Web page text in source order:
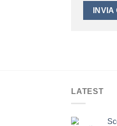
LATEST